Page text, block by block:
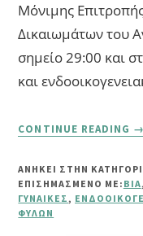
Μόνιμης
Δικαιωμάτων του
σημείο 29:00 και
και
CONTINUE READING
19
→
ΑΝΗΚΕΙ ΣΤΗΝ
ΕΠΙΣΗΜΑΣΜΈΝΟ ΜΕ: ΒΊΑ,
ΓΥΝΑΊΚΕΣ,
ΦΎΛΩΝ